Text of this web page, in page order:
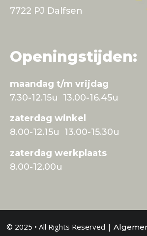
7722 PJ Dalfsen
Openingstijden:
maandag t/m vrijdag
7.30-12.15u 13.00-16.45u
zaterdag winkel
8.00-12.15u 13.00-15.30u
zaterdag werkplaats
8.00-12.00u
© 2025 • All Rights Reserved |